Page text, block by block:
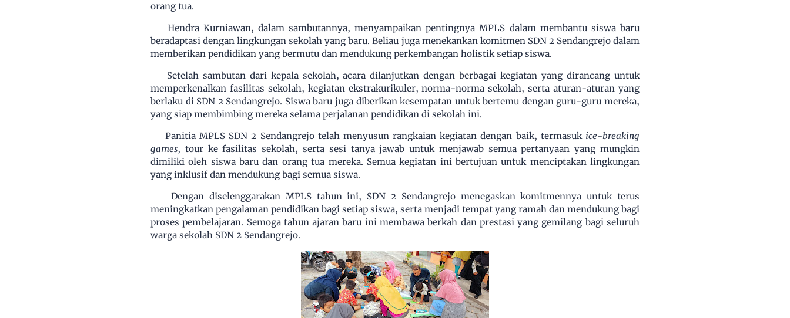
orang tua.
Hendra Kurniawan, dalam sambutannya, menyampaikan pentingnya MPLS dalam membantu siswa baru
beradaptasi dengan lingkungan sekolah yang baru. Beliau juga menekankan komitmen SDN 2 Sendangrejo dalam
memberikan pendidikan yang bermutu dan mendukung perkembangan holistik setiap siswa.
Setelah sambutan dari kepala sekolah, acara dilanjutkan dengan berbagai kegiatan yang dirancang untuk
memperkenalkan fasilitas sekolah, kegiatan ekstrakurikuler, norma-norma sekolah, serta aturan-aturan yang
berlaku di SDN 2 Sendangrejo. Siswa baru juga diberikan kesempatan untuk bertemu dengan guru-guru mereka,
yang siap membimbing mereka selama perjalanan pendidikan di sekolah ini.
Panitia MPLS SDN 2 Sendangrejo telah menyusun rangkaian kegiatan dengan baik, termasuk ice-breaking
games, tour ke fasilitas sekolah, serta sesi tanya jawab untuk menjawab semua pertanyaan yang mungkin
dimiliki oleh siswa baru dan orang tua mereka. Semua kegiatan ini bertujuan untuk menciptakan lingkungan
yang inklusif dan mendukung bagi semua siswa.
Dengan diselenggarakan MPLS tahun ini, SDN 2 Sendangrejo menegaskan komitmennya untuk terus
meningkatkan pengalaman pendidikan bagi setiap siswa, serta menjadi tempat yang ramah dan mendukung bagi
proses pembelajaran. Semoga tahun ajaran baru ini membawa berkah dan prestasi yang gemilang bagi seluruh
warga sekolah SDN 2 Sendangrejo.